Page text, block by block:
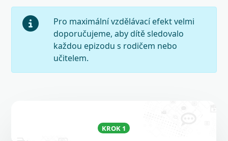
Pro maximální vzdělávací efekt velmi
doporučujeme, aby dítě sledovalo
každou epizodu s rodičem nebo
učitelem.
KROK 1